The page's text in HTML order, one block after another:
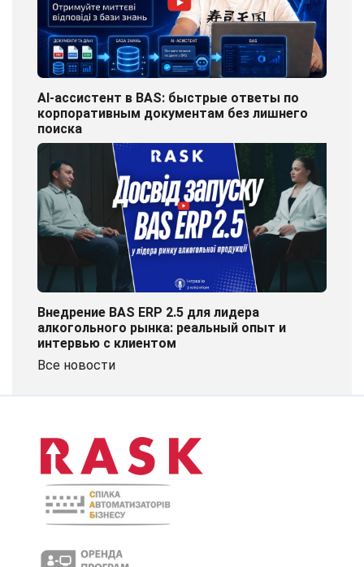
AI-ассистент в BAS: быстрые ответы по
корпоративным документам без лишнего
поиска
Внедрение BAS ERP 2.5 для лидера
алкогольного рынка: реальный опыт и
интервью с клиентом
Все новости